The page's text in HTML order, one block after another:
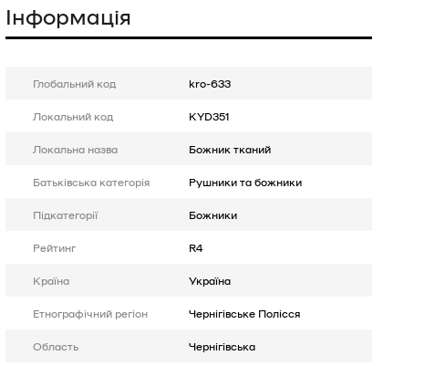
Інформація
Глобальний код kro-633
Локальний код KYD351
Локальна назва Божник тканий
Батькiвська категорія Рушники та божники
Підкатегорії Божники
Рейтинг R4
Країна Україна
Етнографічний регіон Чернігівське Полісся
Область Чернігівська